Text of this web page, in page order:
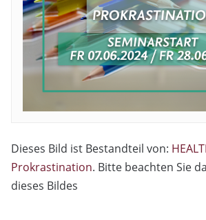
Dieses Bild ist Bestandteil von:
Prokrastination. Bitte beachten Sie
dieses Bildes